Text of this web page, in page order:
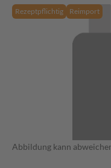
Rezeptpflichtig Reimport
Abbildung kann